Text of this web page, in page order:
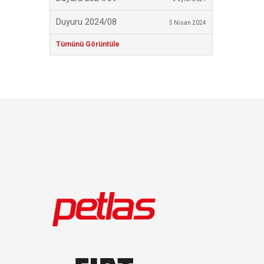
Duyuru 2024/08 5 Nisan 2024
Tümünü Görüntüle